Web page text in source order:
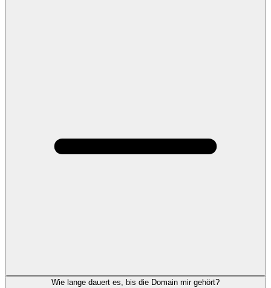
Wie lange dauert es, bis die Domain mir gehört?